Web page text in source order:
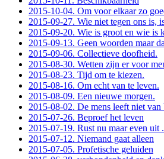
2015-10-04. Om voor elkaar zo
2015-09-27. Wie niet tegen ons is,
2015-09-20. Wie is groot en wie is
2015-09-13. Geen woorden maar
2015-09-06. Collectieve doofheid.
2015-08-30. Wetten zijn er voor
2015-08-23. Tijd om te kiezen.
2015-08-16. Om echt van te leven.
2015-08-09. Een nieuwe morgen.
2015-08-02. De mens leeft niet van
2015-07-26. Beproef het leven
2015-07-19. Rust nu maar even uit
2015-07-12. Niemand gaat alleen
2015-07-05. Profetische geluiden